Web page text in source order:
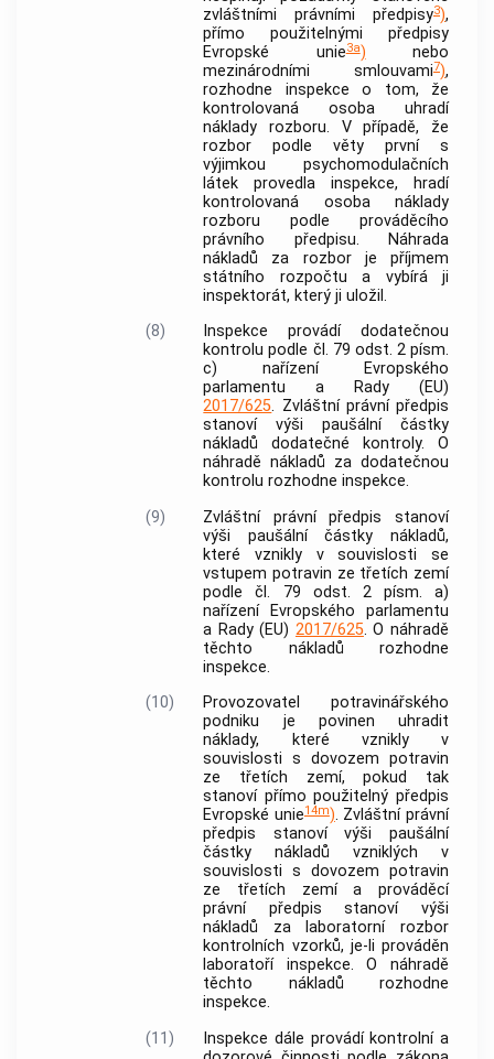
zvláštními právními předpisy3),
přímo použitelnými předpisy
Evropské unie3a) nebo
mezinárodními smlouvami7),
rozhodne inspekce o tom, že
kontrolovaná osoba uhradí
náklady rozboru. V případě, že
rozbor podle věty první s
výjimkou psychomodulačních
látek provedla inspekce, hradí
kontrolovaná osoba náklady
rozboru podle prováděcího
právního předpisu. Náhrada
nákladů za rozbor je příjmem
státního rozpočtu a vybírá ji
inspektorát, který ji uložil.
(8)
Inspekce provádí dodatečnou
kontrolu podle čl. 79 odst. 2 písm.
c) nařízení Evropského
parlamentu a Rady (EU)
2017/625. Zvláštní právní předpis
stanoví výši paušální částky
nákladů dodatečné kontroly. O
náhradě nákladů za dodatečnou
kontrolu rozhodne inspekce.
(9)
Zvláštní právní předpis stanoví
výši paušální částky nákladů,
které vznikly v souvislosti se
vstupem potravin ze třetích zemí
podle čl. 79 odst. 2 písm. a)
nařízení Evropského parlamentu
a Rady (EU) 2017/625. O náhradě
těchto nákladů rozhodne
inspekce.
(10)
Provozovatel potravinářského
podniku je povinen uhradit
náklady, které vznikly v
souvislosti s dovozem potravin
ze třetích zemí, pokud tak
stanoví přímo použitelný předpis
Evropské unie14m). Zvláštní právní
předpis stanoví výši paušální
částky nákladů vzniklých v
souvislosti s dovozem potravin
ze třetích zemí a prováděcí
právní předpis stanoví výši
nákladů za laboratorní rozbor
kontrolních vzorků, je-li prováděn
laboratoří inspekce. O náhradě
těchto nákladů rozhodne
inspekce.
(11)
Inspekce dále provádí kontrolní a